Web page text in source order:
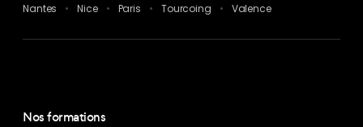
Nantes
Nice Paris Tourcoing Valence
Nos formations